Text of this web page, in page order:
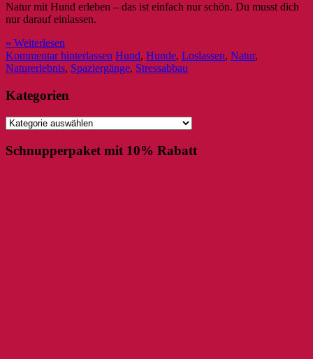
Natur mit Hund erleben – das ist einfach nur schön. Du musst dich
nur darauf einlassen.
» Weiterlesen
Kommentar hinterlassen Hund, Hunde, Loslassen, Natur,
Naturerlebnis, Spaziergänge, Stressabbau
Kategorien
Kategorien
Schnupperpaket mit 10% Rabatt